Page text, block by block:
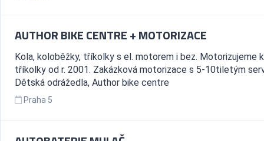
AUTHOR BIKE CENTRE + MOTORIZACE
Kola, koloběžky, tříkolky s el. motorem i bez. Motorizujeme
tříkolky od r. 2001. Zakázková motorizace s 5-10tiletým
Dětská odrážedla, Author bike centre
Praha 5